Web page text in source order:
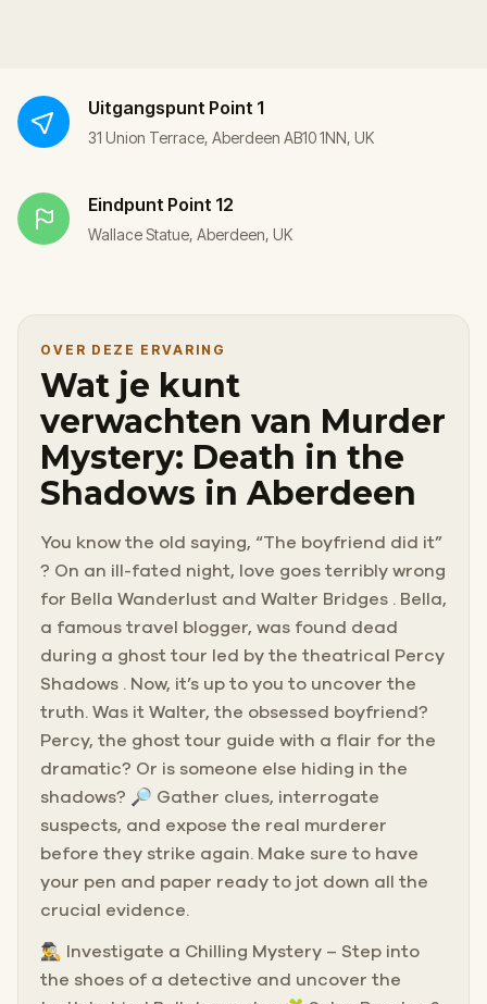
Uitgangspunt Point 1
31 Union Terrace, Aberdeen AB10 1NN, UK
Eindpunt Point 12
Wallace Statue, Aberdeen, UK
OVER DEZE ERVARING
Wat je kunt
verwachten van Murder
Mystery: Death in the
Shadows in Aberdeen
You know the old saying, “The boyfriend did it”
? On an ill-fated night, love goes terribly wrong
for Bella Wanderlust and Walter Bridges . Bella,
a famous travel blogger, was found dead
during a ghost tour led by the theatrical Percy
Shadows . Now, it’s up to you to uncover the
truth. Was it Walter, the obsessed boyfriend?
Percy, the ghost tour guide with a flair for the
dramatic? Or is someone else hiding in the
shadows? 🔎 Gather clues, interrogate
suspects, and expose the real murderer
before they strike again. Make sure to have
your pen and paper ready to jot down all the
crucial evidence.
🕵️‍♂️ Investigate a Chilling Mystery – Step into
the shoes of a detective and uncover the